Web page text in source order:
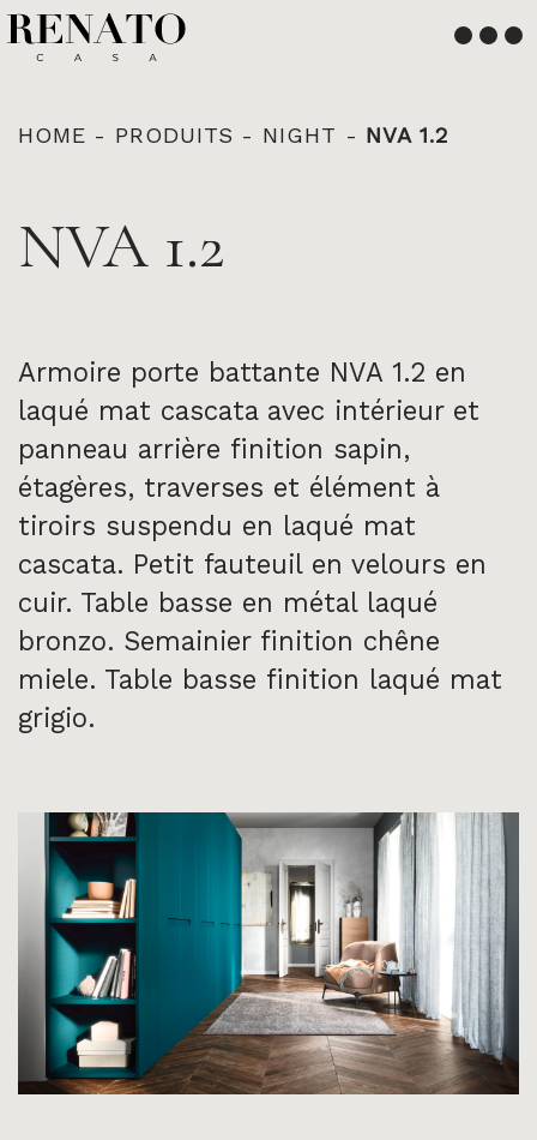
Français
English
HOME - PRODUITS - NIGHT - NVA 1.2
NVA 1.2
Armoire porte battante NVA 1.2 en
laqué mat cascata avec intérieur et
panneau arrière finition sapin,
étagères, traverses et élément à
tiroirs suspendu en laqué mat
cascata. Petit fauteuil en velours en
cuir. Table basse en métal laqué
bronzo. Semainier finition chêne
miele. Table basse finition laqué mat
grigio.